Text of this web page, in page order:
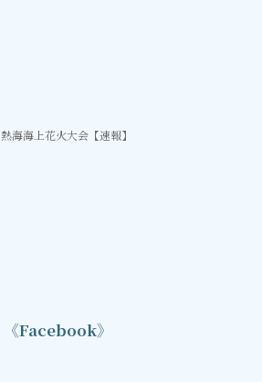
熱海海上花火大会【速報】
《Facebook》